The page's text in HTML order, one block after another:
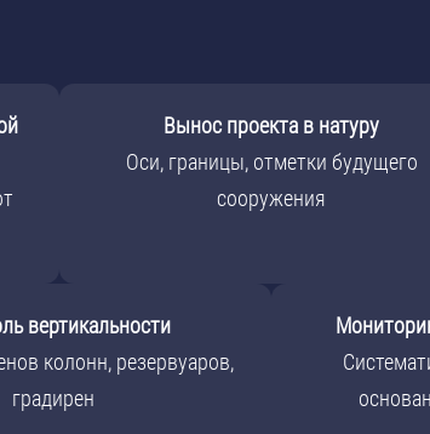
Вынос проекта в натуру
Оси, границы, отметки будущего
сооружения
вертикальности
колонн, резервуаров,
градирен